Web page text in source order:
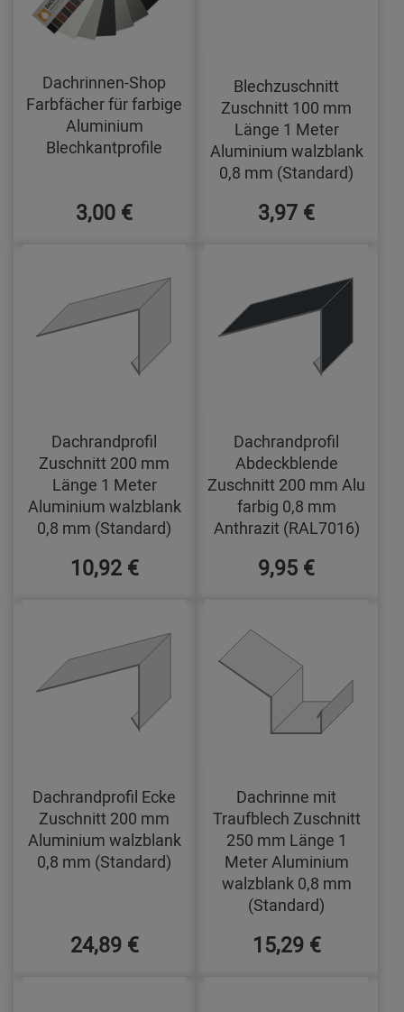
Dachrinnen-Shop
Farbfächer für farbige
Aluminium
Blechkantprofile
3,00 €
Blechzuschnitt
Zuschnitt 100 mm
Länge 1 Meter
Aluminium walzblank
0,8 mm (Standard)
3,97 €
Dachrandprofil
Zuschnitt 200 mm
Länge 1 Meter
Aluminium walzblank
0,8 mm (Standard)
10,92 €
Dachrandprofil
Abdeckblende
Zuschnitt 200 mm Alu
farbig 0,8 mm
Anthrazit (RAL7016)
9,95 €
Dachrandprofil Ecke
Zuschnitt 200 mm
Aluminium walzblank
0,8 mm (Standard)
24,89 €
Dachrinne mit
Traufblech Zuschnitt
250 mm Länge 1
Meter Aluminium
walzblank 0,8 mm
(Standard)
15,29 €